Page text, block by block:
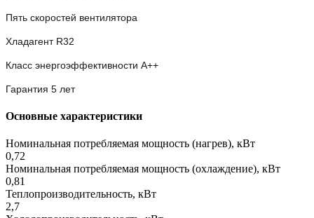
Пять скоростей вентилятора
Хладагент R32
Класс энергоэффективности A++
Гарантия 5 лет
Основные характеристики
Номинальная потребляемая мощность (нагрев), кВт
0,72
Номинальная потребляемая мощность (охлаждение), кВт
0,81
Теплопроизводительность, кВт
2,7